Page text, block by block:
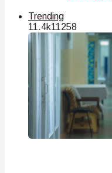
Trending
11.4k11258